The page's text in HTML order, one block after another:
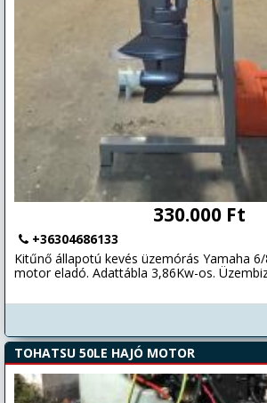
330.000 Ft
+36304686133
Kitűnő állapotú kevés üzemórás Yamaha
motor eladó. Adattábla 3,86Kw-os.
TOHATSU 50LE HAJÓ MOTOR